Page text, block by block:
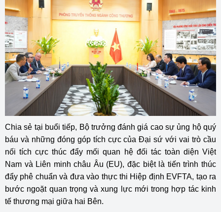
Chia sẻ tại buổi tiếp, Bộ trưởng đánh giá cao sự ủng hộ quý
báu và những đóng góp tích cực của Đại sứ với vai trò cầu
nối tích cực thúc đẩy mối quan hệ đối tác toàn diện Việt
Nam và Liên minh châu Âu (EU), đặc biệt là tiến trình thúc
đẩy phê chuẩn và đưa vào thực thi Hiệp định EVFTA, tạo ra
bước ngoặt quan trọng và xung lực mới trong hợp tác kinh
tế thương mại giữa hai Bên.